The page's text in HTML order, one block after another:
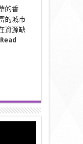
的香
的城市
資源缺
Read